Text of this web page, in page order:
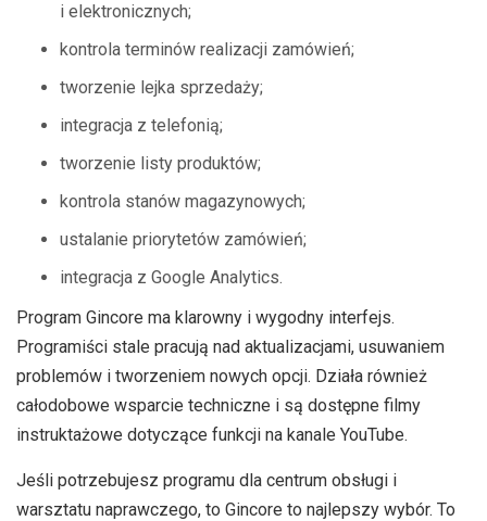
i elektronicznych;
kontrola terminów realizacji zamówień;
tworzenie lejka sprzedaży;
integracja z telefonią;
tworzenie listy produktów;
kontrola stanów magazynowych;
ustalanie priorytetów zamówień;
integracja z Google Analytics.
Program Gincore ma klarowny i wygodny interfejs.
Programiści stale pracują nad aktualizacjami, usuwaniem
problemów i tworzeniem nowych opcji. Działa również
całodobowe wsparcie techniczne i są dostępne filmy
instruktażowe dotyczące funkcji na kanale YouTube.
Jeśli potrzebujesz programu dla centrum obsługi i
warsztatu naprawczego, to Gincore to najlepszy wybór. To